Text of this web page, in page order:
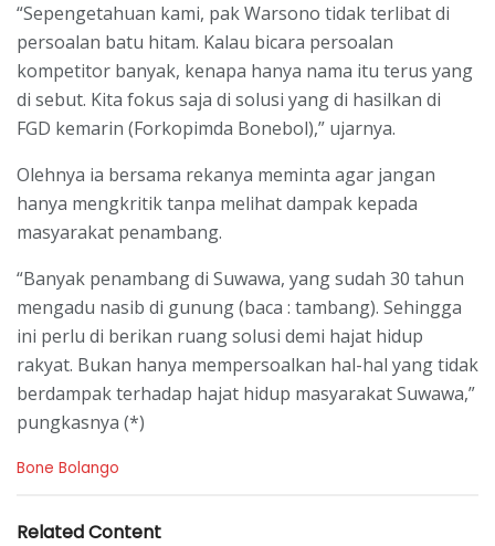
“Sepengetahuan kami, pak Warsono tidak terlibat di
persoalan batu hitam. Kalau bicara persoalan
kompetitor banyak, kenapa hanya nama itu terus yang
di sebut. Kita fokus saja di solusi yang di hasilkan di
FGD kemarin (Forkopimda Bonebol),” ujarnya.
Olehnya ia bersama rekanya meminta agar jangan
hanya mengkritik tanpa melihat dampak kepada
masyarakat penambang.
“Banyak penambang di Suwawa, yang sudah 30 tahun
mengadu nasib di gunung (baca : tambang). Sehingga
ini perlu di berikan ruang solusi demi hajat hidup
rakyat. Bukan hanya mempersoalkan hal-hal yang tidak
berdampak terhadap hajat hidup masyarakat Suwawa,”
pungkasnya (*)
C
e
Bone Bolango
Related Content